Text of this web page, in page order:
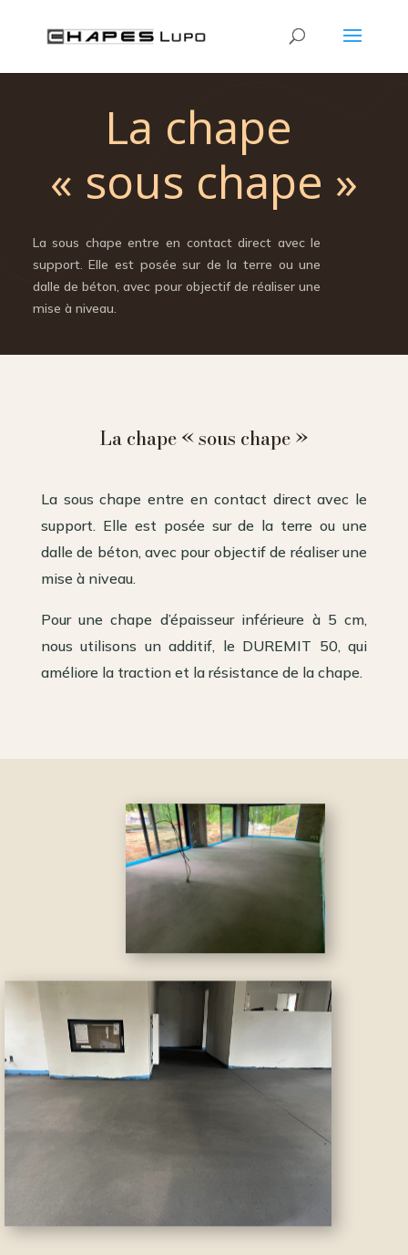
La chape
« sous chape »
La sous chape entre en contact direct avec le
support. Elle est posée sur de la terre ou une
dalle de béton, avec pour objectif de réaliser une
mise à niveau.
La chape « sous chape »
La sous chape entre en contact direct avec le
support. Elle est posée sur de la terre ou une
dalle de béton, avec pour objectif de réaliser une
mise à niveau.
Pour une chape d’épaisseur inférieure à 5 cm,
nous utilisons un additif, le DUREMIT 50, qui
améliore la traction et la résistance de la chape.